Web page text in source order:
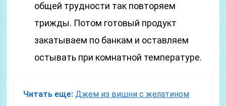
общей трудности так повторяем
трижды. Потом готовый продукт
закатываем по банкам и оставляем
остывать при комнатной температуре.
Читать еще: Джем из вишни с желатином